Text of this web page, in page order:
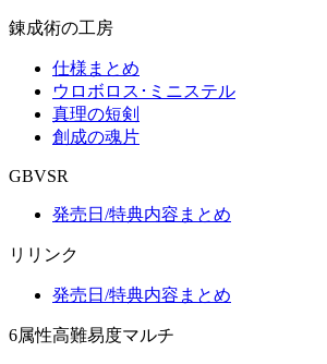
錬成術の工房
仕様まとめ
ウロボロス･ミニステル
真理の短剣
創成の魂片
GBVSR
発売日/特典内容まとめ
リリンク
発売日/特典内容まとめ
6属性高難易度マルチ